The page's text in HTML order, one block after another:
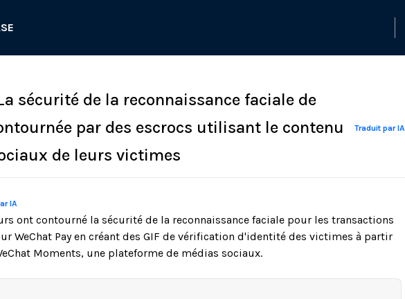
sécurité de la reconnaissance faciale de
par des escrocs utilisant le contenu
de leurs victimes
Traduit par IA
IA
ont contourné la sécurité de la reconnaissance faciale pour les transactions
WeChat Pay en créant des GIF de vérification d'identité des victimes à partir
Moments, une plateforme de médias sociaux.